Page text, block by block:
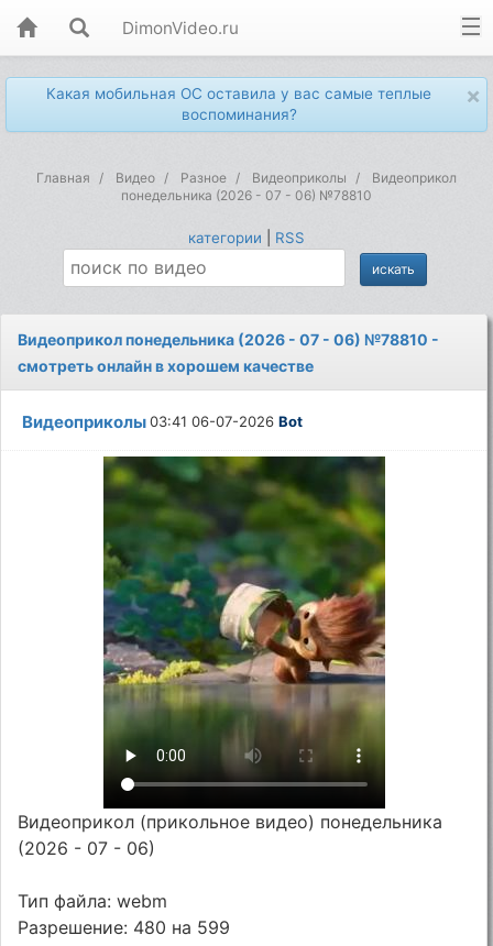
DimonVideo.ru
×
Какая мобильная ОС оставила у вас самые теплые
воспоминания?
Главная Видео Разное Видеоприколы
Видеоприкол
понедельника (2026 - 07 - 06) №78810
категории RSS
Видеоприкол понедельника (2026 - 07 - 06) №78810 -
смотреть онлайн в хорошем качестве
Видеоприколы03:41 06-07-2026Bot
Видеоприкол (прикольное видео) понедельника
(2026 - 07 - 06)
Тип файла: webm
Разрешение: 480 на 599